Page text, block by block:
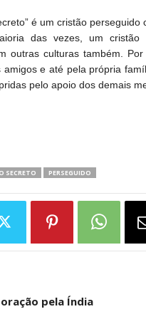
é um cristão
das vezes, um
outras culturas também.
amigos e até pela própria
pelo apoio dos demais
SECRETO PERSEGUIDO
pela Índia